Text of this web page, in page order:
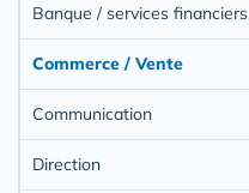
Banque / services financiers
Commerce / Vente
Communication
Direction